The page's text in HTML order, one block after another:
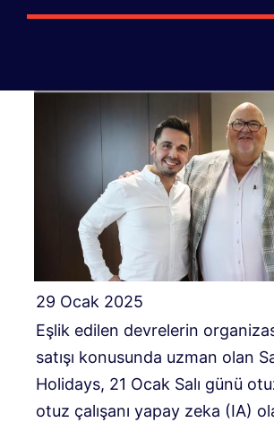
29 Ocak 2025
Eşlik edilen devrelerin
satışı konusunda uzman olan
Holidays, 21 Ocak Salı günü
otuz çalışanı yapay zeka (IA)